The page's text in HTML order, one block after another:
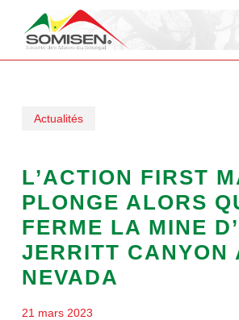
Actualités
L’ACTION FIRST
PLONGE ALORS
FERME LA MINE
JERRITT CANYON
NEVADA
21 mars 2023